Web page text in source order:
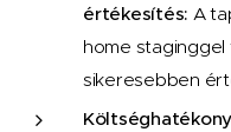
értékesítés: A
home
sikeresebben